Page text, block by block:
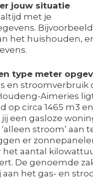
jouw situatie
met je
het huishouden,
type meter
en stroomverbruik
Aimeries
op circa 1465 m3
een gasloze
stroom’ aan
er
het aantal
De genoemde
aan het gas- en